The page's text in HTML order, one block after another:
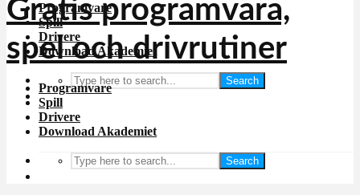
Programvare
Spill
Drivere
Download Akademiet
Search
Programvare
Spill
Drivere
Download Akademiet
Search